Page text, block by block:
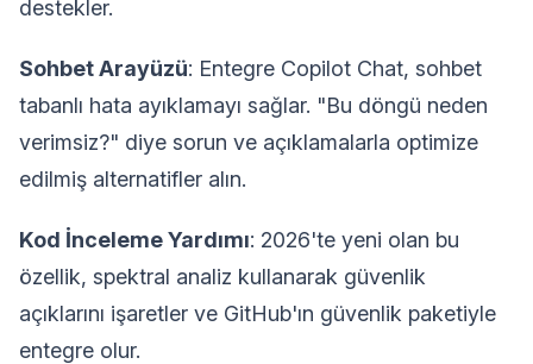
destekler.
Sohbet Arayüzü: Entegre Copilot Chat, sohbet
tabanlı hata ayıklamayı sağlar. "Bu döngü neden
verimsiz?" diye sorun ve açıklamalarla optimize
edilmiş alternatifler alın.
Kod İnceleme Yardımı: 2026'te yeni olan bu
özellik, spektral analiz kullanarak güvenlik
açıklarını işaretler ve GitHub'ın güvenlik paketiyle
entegre olur.